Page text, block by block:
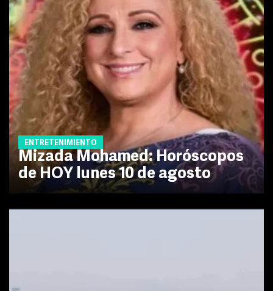
ENTRETENIMIENTO
Mizada Mohamed: Horóscopos
de HOY lunes 10 de agosto